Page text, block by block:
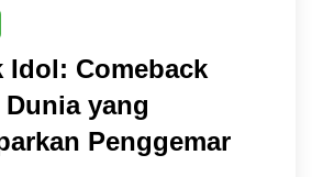
Idol: Comeback
yang
Penggemar